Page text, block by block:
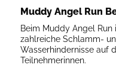
Muddy Angel Run
Beim Muddy Angel Run
zahlreiche Schlamm-
Wasserhindernisse auf
Teilnehmerinnen.